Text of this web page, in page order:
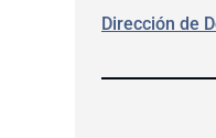
Dirección de